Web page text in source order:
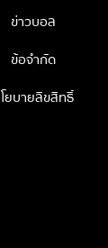
ข่าวบอล
ข้อจำกัด
ยบายลิขสิทธิ์